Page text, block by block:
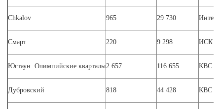
Chkalov 965 29 730
Смарт 220 9 298 ИСК
Югтаун. Олимпийские кварталы2 657 116 655 КВС
Дубровский 818 44 428 КВС